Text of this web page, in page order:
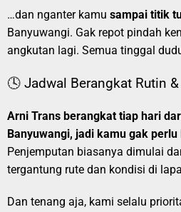
…dan nganter kamu sampai titik
Banyuwangi. Gak repot pindah
angkutan lagi. Semua tinggal
🕓 Jadwal Berangkat Rutin
Arni Trans berangkat tiap hari
Banyuwangi, jadi kamu gak
Penjemputan biasanya dimulai
tergantung rute dan kondisi di
Dan tenang aja, kami selalu